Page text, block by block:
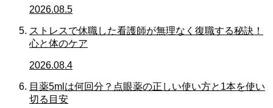
2026.08.5
ストレスで休職した看護師が無理なく復職する秘訣！
心と体のケア
2026.08.4
目薬5mlは何回分？点眼薬の正しい使い方と1本を使い
切る目安